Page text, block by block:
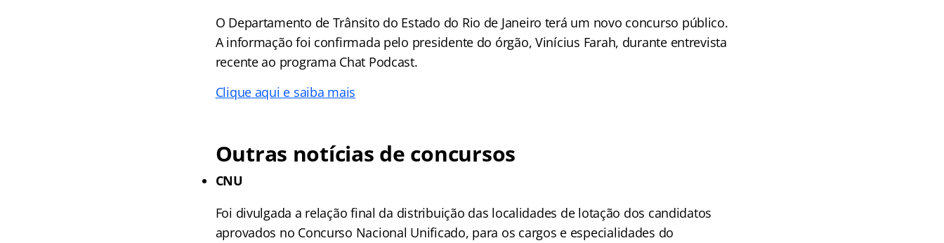
O Departamento de Trânsito do Estado do Rio de Janeiro terá um novo concurso público.
A informação foi confirmada pelo presidente do órgão, Vinícius Farah, durante entrevista
recente ao programa Chat Podcast.
Clique aqui e saiba mais
Outras notícias de concursos
CNU
Foi divulgada a relação final da distribuição das localidades de lotação dos candidatos
aprovados no Concurso Nacional Unificado, para os cargos e especialidades do